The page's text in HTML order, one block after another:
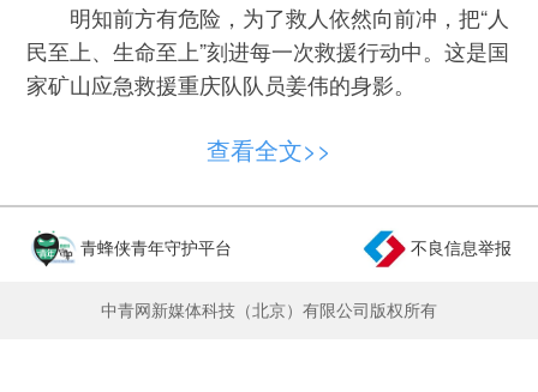
明知前方有危险，为了救人依然向前冲，把“人
民至上、生命至上”刻进每一次救援行动中。这是国
家矿山应急救援重庆队队员姜伟的身影。
2025年6月，重庆一在建隧道突涌坍塌。隧道
危急救援任务，姜伟带领队员义无反顾向浓烟和烈
火挺进，最终搜寻到4名被困工友，并护送他们脱
查看全文>>
青蜂侠青年守护平台 不良信息举报
中青网新媒体科技（北京）有限公司版权所有